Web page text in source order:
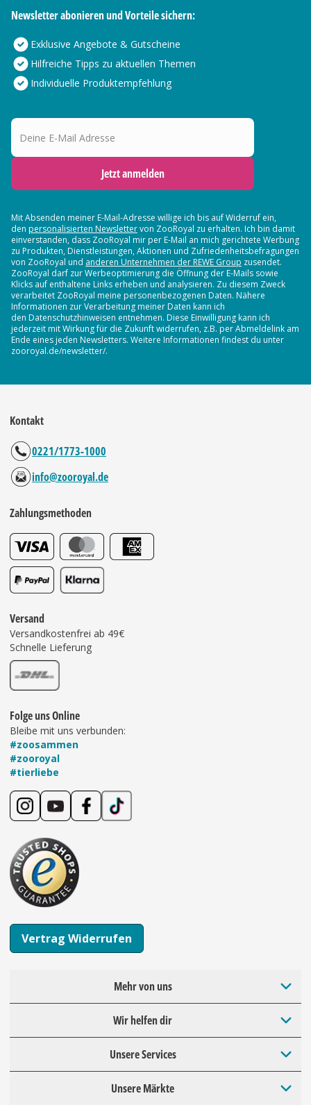
Newsletter abonieren und Vorteile sichern:
Exklusive Angebote & Gutscheine
Hilfreiche Tipps zu aktuellen Themen
Individuelle Produktempfehlung
Deine E-Mail Adresse
Jetzt anmelden
Mit Absenden meiner E-Mail-Adresse willige ich bis auf Widerruf ein,
den personalisierten Newslettervon ZooRoyal zu erhalten. Ich bin damit
einverstanden, dass ZooRoyal mir per E-Mail an mich gerichtete Werbung
zu Produkten, Dienstleistungen, Aktionen und Zufriedenheitsbefragungen
von ZooRoyal und anderen Unternehmen der REWE Group zusendet.
ZooRoyal darf zur Werbeoptimierung die Öffnung der E-Mails sowie
Klicks auf enthaltene Links erheben und analysieren. Zu diesem Zweck
verarbeitet ZooRoyal meine personenbezogenen Daten. Nähere
Informationen zur Verarbeitung meiner Daten kann ich
den Datenschutzhinweisen entnehmen. Diese Einwilligung kann ich
jederzeit mit Wirkung für die Zukunft widerrufen, z.B. per Abmeldelink am
Ende eines jeden Newsletters. Weitere Informationen findest du unter
zooroyal.de/newsletter/.
Kontakt
0221/1773-1000
info@zooroyal.de
Zahlungsmethoden
Versand
Versandkostenfrei ab 49€
Schnelle Lieferung
Folge uns Online
Bleibe mit uns verbunden:
#zoosammen
#zooroyal
#tierliebe
Vertrag Widerrufen
Mehr von uns
Wir helfen dir
Unsere Services
Unsere Märkte